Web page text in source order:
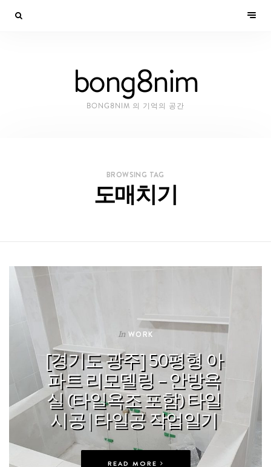
bong8nim
BONG8NIM 의 기억의 공간
BROWSING TAG
도매치기
In WORK
[경기도 광주] 50평형 아
파트 리모델링 – 안방욕
실 (타일욕조 포함) 타일
시공 | 타일공 작업일기
READ MORE